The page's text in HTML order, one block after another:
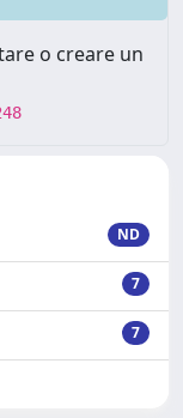
o creare un
ND
7
7